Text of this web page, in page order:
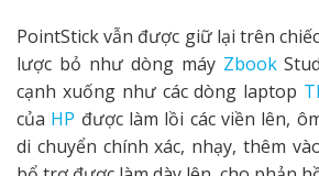
PointStick vẫn được giữ lại trên
lược bỏ như dòng máy Zbook
cạnh xuống như các dòng laptop
của HP được làm lồi các viền lên,
di chuyển chính xác, nhạy, thêm